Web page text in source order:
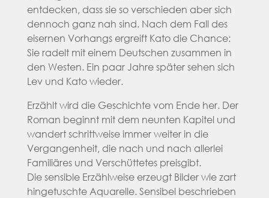
entdecken, dass sie so verschieden aber sich
dennoch ganz nah sind. Nach dem Fall des
eisernen Vorhangs ergreift Kato die Chance:
Sie radelt mit einem Deutschen zusammen in
den Westen. Ein paar Jahre später sehen sich
Lev und Kato wieder.
Erzählt wird die Geschichte vom Ende her. Der
Roman beginnt mit dem neunten Kapitel und
wandert schrittweise immer weiter in die
Vergangenheit, die nach und nach allerlei
Familiäres und Verschüttetes preisgibt.
Die sensible Erzählweise erzeugt Bilder wie zart
hingetuschte Aquarelle. Sensibel beschrieben